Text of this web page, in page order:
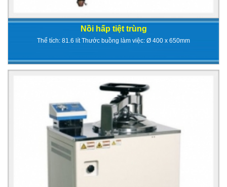
Nồi hấp tiệt trùng
Thể tích: 81.6 lít Thước buồng làm việc: Ø 400 x 650mm